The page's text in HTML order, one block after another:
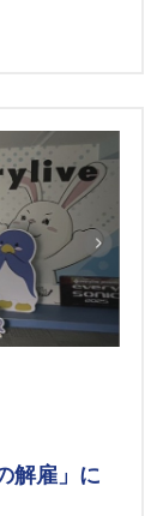
解雇」に